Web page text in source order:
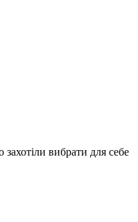
вибрати для себе